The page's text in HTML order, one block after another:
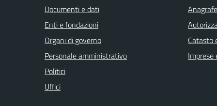
Documenti e dati
Enti e fondazioni
Organi di governo
Personale amministrativo
Politici
Uffici
Catasto
Imprese